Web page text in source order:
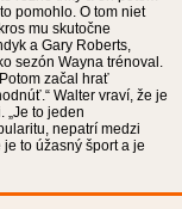
pomohlo. O tom niet
mu skutočne
a Gary Roberts,
sezón Wayna trénoval.
začal hrať
Walter vraví, že je
„Je to jeden
nepatrí medzi
to úžasný šport a je